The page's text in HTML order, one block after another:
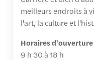
meilleurs endroits à
l'art, la culture et
Horaires
9 h 30 à 18 h